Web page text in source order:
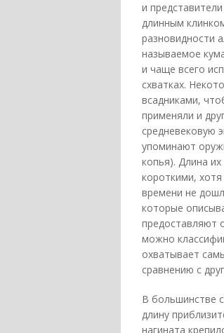
и
длинным
разновидности
называемое
и чаще всего
схватках.
всадниками,
применяли и
средневековую
упоминают
копья). Длина
короткими,
времени не
которые
предоставляют
можно
охватывает
сравнению с
В большинстве
длину
нагината